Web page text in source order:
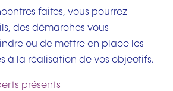
faites, vous pourrez
des démarches vous
ou de mettre en place les
à la réalisation de vos objectifs.
présents